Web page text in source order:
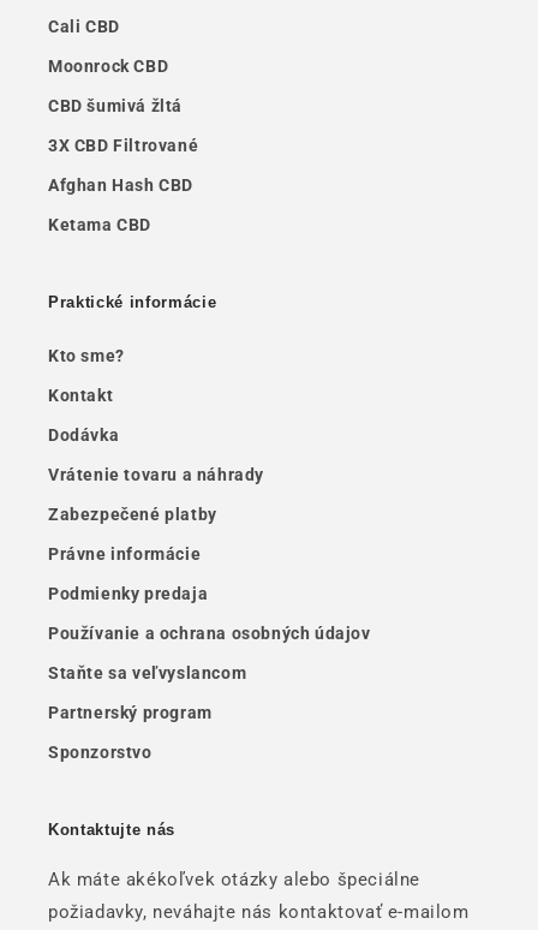
Cali CBD
Moonrock CBD
CBD šumivá žltá
3X CBD Filtrované
Afghan Hash CBD
Ketama CBD
Praktické informácie
Kto sme?
Kontakt
Dodávka
Vrátenie tovaru a náhrady
Zabezpečené platby
Právne informácie
Podmienky predaja
Používanie a ochrana osobných údajov
Staňte sa veľvyslancom
Partnerský program
Sponzorstvo
Kontaktujte nás
Ak máte akékoľvek otázky alebo špeciálne
požiadavky, neváhajte nás kontaktovať e-mailom